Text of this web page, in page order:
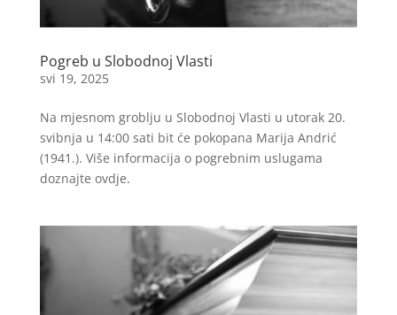
Pogreb u Slobodnoj Vlasti
svi 19, 2025
Na mjesnom groblju u Slobodnoj Vlasti u utorak 20.
svibnja u 14:00 sati bit će pokopana Marija Andrić
(1941.). Više informacija o pogrebnim uslugama
doznajte ovdje.